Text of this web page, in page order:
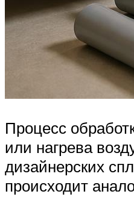
Процесс
или нагрева
дизайнерских
происходит